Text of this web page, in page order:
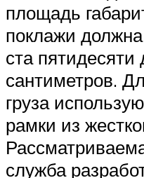
площадь
поклажи
ста пятидесяти
сантиметров.
груза
рамки из
служба